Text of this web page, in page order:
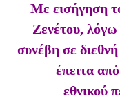
Με εισήγηση
Ζενέτου, λόγω
συνέβη σε
έπειτα
εθνικού